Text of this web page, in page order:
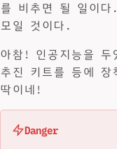
를 비추면 될 일이
모일 것이다.
아참! 인공지능을 두
추진 키트를 등에 장
딱이네!
Danger